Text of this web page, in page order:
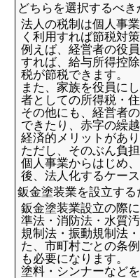
どちらを選択するべき
法人の税制は個人事
く利用すれば節税対
例えば、経営者の役
すれば、給与所得控
税が節税できます。
また、家族を役員に
者としての所得税・
その他にも、経営者
できたり、赤字の繰
経済的メリットがあり
ただし、そのぶん負
個人事業からはじめ
後、法人化するケー
鈑金塗装業を設立す
鈑金塗装業設立の際
準法・消防法・水質
規制法・振動規制法
た、市町村ごとの条
も必要になります。
塗料・シンナーなど